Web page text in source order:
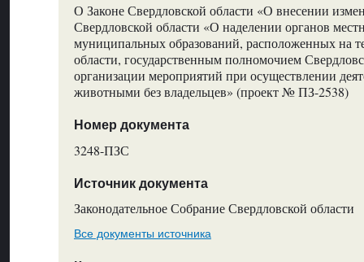
О Законе Свердловской области «О внесении
Свердловской области «О наделении органов
муниципальных образований, расположенных на
области, государственным полномочием
организации мероприятий при осуществлении
животными без владельцев» (проект № ПЗ-2538)
Номер документа
3248-ПЗС
Источник документа
Законодательное Собрание Свердловской области
Все документы источника